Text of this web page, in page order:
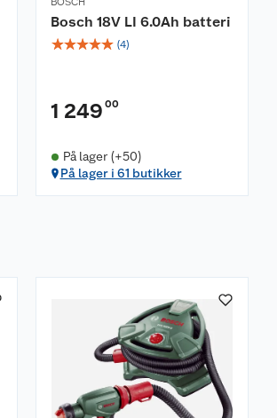
Bosch 18V LI 6.0Ah batteri
☆☆☆☆☆ (4)
1 249 00
På lager (+50)
På lager i 61 butikker